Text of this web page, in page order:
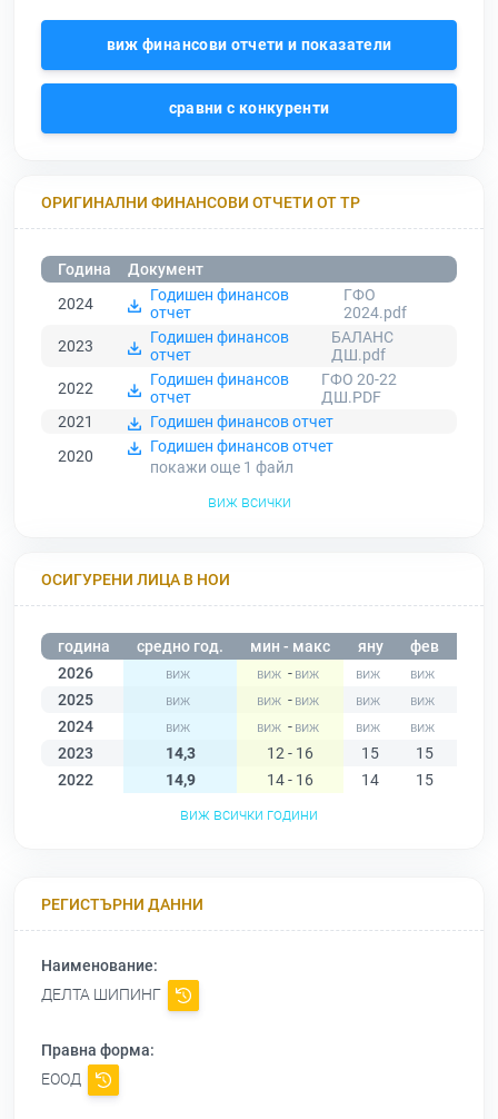
виж финансови отчети и показатели
сравни с конкуренти
ОРИГИНАЛНИ ФИНАНСОВИ ОТЧЕТИ ОТ ТР
Година
Документ
2024
Годишен финансов
отчет
ГФО
2024.pdf
2023
Годишен финансов
отчет
БАЛАНС
ДШ.pdf
2022
Годишен финансов
отчет
ГФО 20-22
ДШ.PDF
2021
Годишен финансов отчет
2020
Годишен финансов отчет
покажи още 1 файл
виж всички
ОСИГУРЕНИ ЛИЦА В НОИ
година средно год. мин - макс яну фев
2026
-
2025
-
2024
-
2023
14,3 12 - 16 15 15
2022
14,9 14 - 16 14 15
виж всички години
РЕГИСТЪРНИ ДАННИ
Наименование:
ДЕЛТА ШИПИНГ
Правна форма:
ЕООД